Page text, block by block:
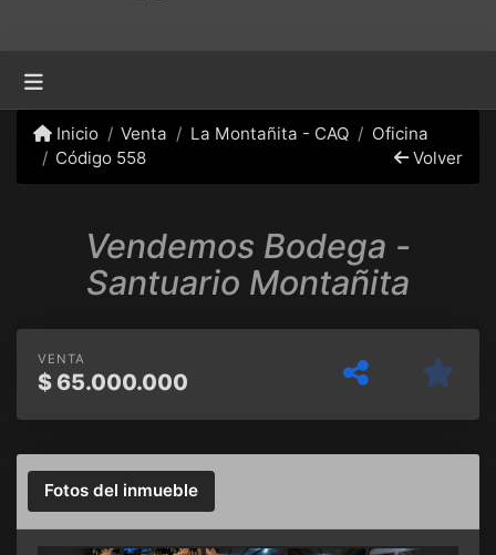
Inicio Venta La Montañita - CAQ
Oficina
Código 558
Volver
Vendemos Bodega -
Santuario Montañita
VENTA
$ 65.000.000
Fotos del inmueble